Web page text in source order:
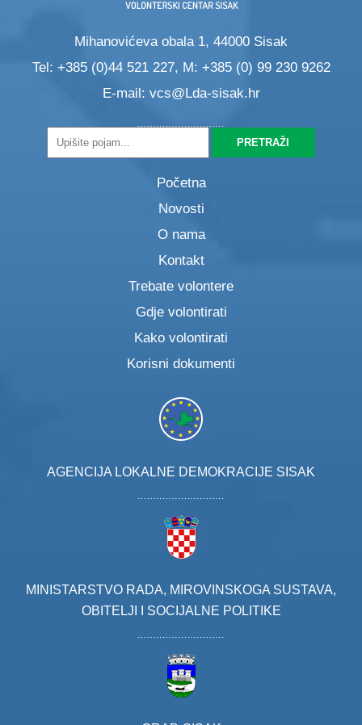
Mihanovićeva obala 1, 44000 Sisak
Tel: +385 (0)44 521 227, M: +385 (0) 99 230 9262
E-mail: vcs@Lda-sisak.hr
Početna
Novosti
O nama
Kontakt
Trebate volontere
Gdje volontirati
Kako volontirati
Korisni dokumenti
AGENCIJA LOKALNE DEMOKRACIJE SISAK
MINISTARSTVO RADA, MIROVINSKOGA SUSTAVA,
OBITELJI I SOCIJALNE POLITIKE